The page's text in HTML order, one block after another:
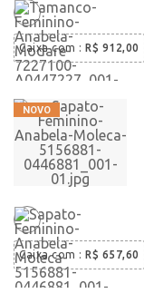
Caixa com : R$ 912,00
Caixa com : R$ 657,60